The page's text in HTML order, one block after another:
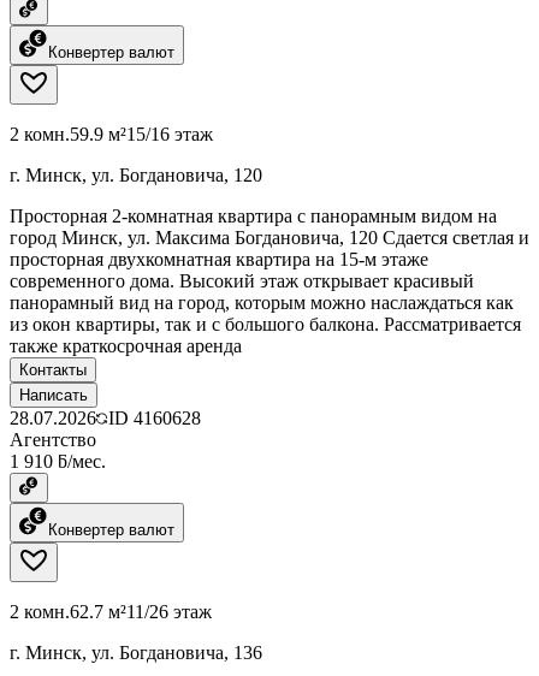
Конвертер валют
2 комн.59.9 м²15/16 этаж
г. Минск, ул. Богдановича, 120
Просторная 2-комнатная квартира с панорамным видом на
город Минск, ул. Максима Богдановича, 120 Сдается светлая и
просторная двухкомнатная квартира на 15-м этаже
современного дома. Высокий этаж открывает красивый
панорамный вид на город, которым можно наслаждаться как
из окон квартиры, так и с большого балкона. Рассматривается
также краткосрочная аренда
Контакты
Написать
28.07.2026 ID 4160628
Агентство
1 910 ƃ/мес.
Конвертер валют
2 комн.62.7 м²11/26 этаж
г. Минск, ул. Богдановича, 136